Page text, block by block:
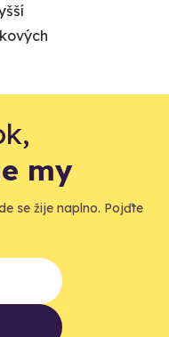
my
se žije naplno. Pojďte